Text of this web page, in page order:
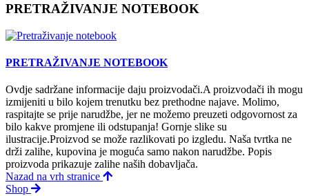
PRETRAŽIVANJE NOTEBOOK
PRETRAŽIVANJE NOTEBOOK
Ovdje sadržane informacije daju proizvodači.A proizvodači ih mogu
izmijeniti u bilo kojem trenutku bez prethodne najave. Molimo,
raspitajte se prije narudžbe, jer ne možemo preuzeti odgovornost za
bilo kakve promjene ili odstupanja! Gornje slike su
ilustracije.Proizvod se može razlikovati po izgledu. Naša tvrtka ne
drži zalihe, kupovina je moguća samo nakon narudžbe. Popis
proizvoda prikazuje zalihe naših dobavljača.
Nazad na vrh stranice
Shop